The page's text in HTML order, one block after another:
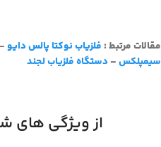
مقالات مرتبط : فلزیاب نوکتا پالس دایو
سیمپلکس–دستگاه فلزیاب لجند
از ویژگی های